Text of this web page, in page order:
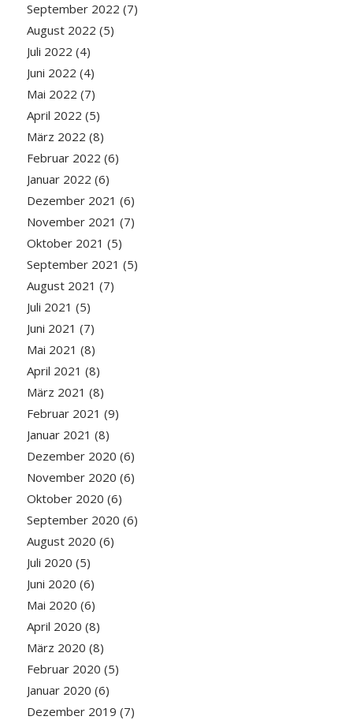
September 2022 (7)
August 2022 (5)
Juli 2022 (4)
Juni 2022 (4)
Mai 2022 (7)
April 2022 (5)
März 2022 (8)
Februar 2022 (6)
Januar 2022 (6)
Dezember 2021 (6)
November 2021 (7)
Oktober 2021 (5)
September 2021 (5)
August 2021 (7)
Juli 2021 (5)
Juni 2021 (7)
Mai 2021 (8)
April 2021 (8)
März 2021 (8)
Februar 2021 (9)
Januar 2021 (8)
Dezember 2020 (6)
November 2020 (6)
Oktober 2020 (6)
September 2020 (6)
August 2020 (6)
Juli 2020 (5)
Juni 2020 (6)
Mai 2020 (6)
April 2020 (8)
März 2020 (8)
Februar 2020 (5)
Januar 2020 (6)
Dezember 2019 (7)